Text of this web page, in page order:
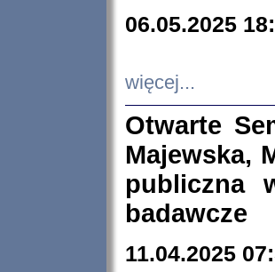
06.05.2025
więcej...
Otwarte
Majewska,
publiczna
badawcze
11.04.2025